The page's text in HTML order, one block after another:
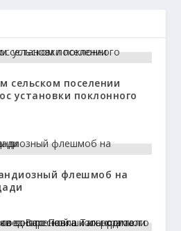
сельском поселении
установки поклонного
флешмоб на